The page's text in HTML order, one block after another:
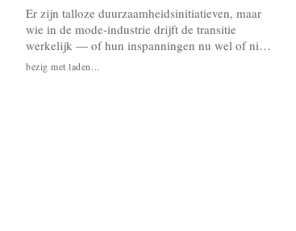
Er zijn talloze duurzaamheidsinitiatieven, maar
wie in de mode-industrie drijft de transitie
werkelijk — of hun inspanningen nu wel of niet
zichtbaar zijn voor het grote publiek? We
interviewen changemakers, consultants,
bezig met laden...